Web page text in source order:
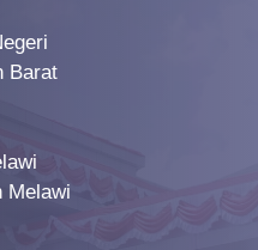
Barat
Melawi